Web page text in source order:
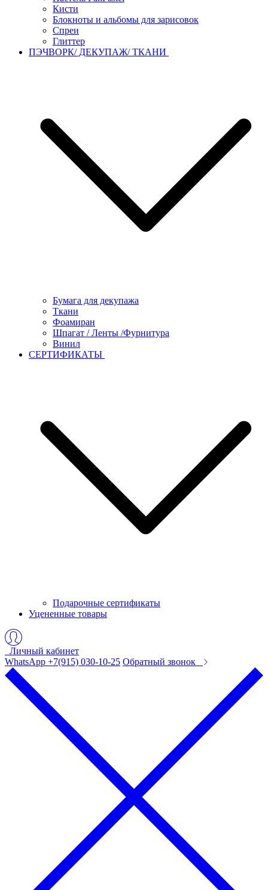
Кисти
Блокноты и альбомы для зарисовок
Спреи
Глиттер
ПЭЧВОРК/ ДЕКУПАЖ/ ТКАНИ
Бумага для декупажа
Ткани
Фоамиран
Шпагат / Ленты /Фурнитура
Винил
СЕРТИФИКАТЫ
Подарочные сертификаты
Уцененные товары
Личный кабинет
WhatsApp +7(915) 030-10-25 Обратный звонок